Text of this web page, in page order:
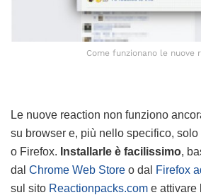
Come funzionano le nuove
Le nuove reaction non funziono
su browser e, più nello specifico,
o Firefox. Installarle è facilissimo,
dal Chrome Web Store o dal Firefox
sul sito Reactionpacks.com e attivare